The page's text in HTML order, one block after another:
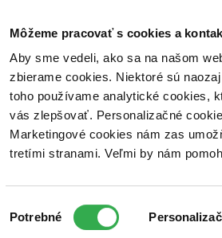
Môžeme pracovať s cookies a
Aby sme vedeli, ako sa na našom
zbierame cookies. Niektoré sú
toho používame analytické cookies,
vás zlepšovať. Personalizačné
Marketingové cookies nám zas
tretími stranami. Veľmi by nám
súhlasu
Potrebné
Poukážky Kontakt